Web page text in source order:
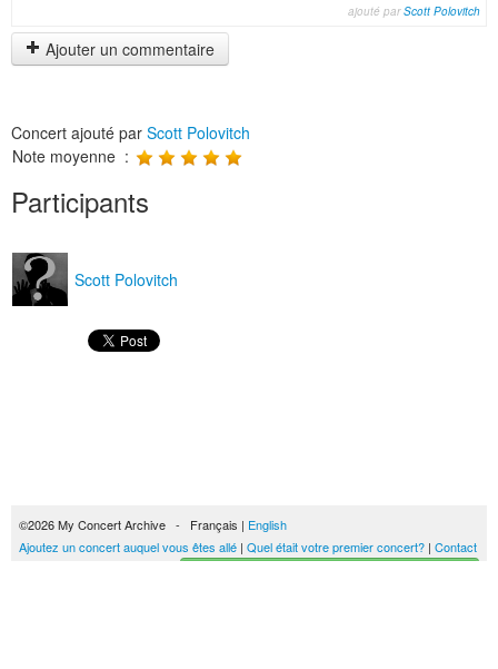
ajouté parScott Polovitch
Ajouter un commentaire
Concert ajouté par Scott Polovitch
Note moyenne :
Participants
Scott Polovitch
©2026 My Concert Archive - Français | English
Ajoutez un concert auquel vous êtes allé | Quel était votre premier concert? | Contact